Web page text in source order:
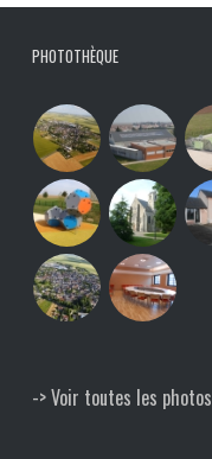
PHOTOTHÈQUE
-> Voir toutes les photos